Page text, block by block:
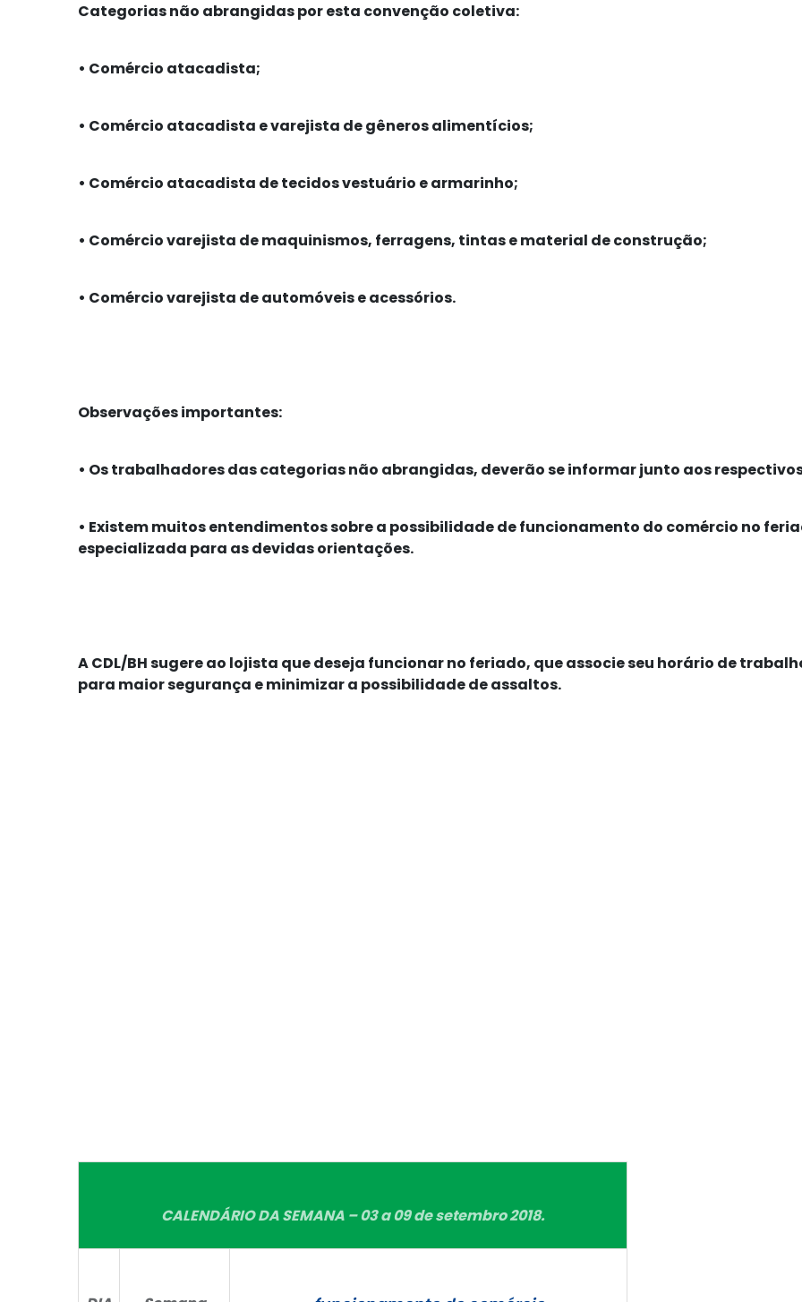
Categorias não abrangidas por esta convenção coletiva:
• Comércio atacadista;
• Comércio atacadista e varejista de gêneros alimentícios;
• Comércio atacadista de tecidos vestuário e armarinho;
• Comércio varejista de maquinismos, ferragens, tintas e material de construção;
• Comércio varejista de automóveis e acessórios.
Observações importantes:
• Os trabalhadores das categorias não abrangidas, deverão se informar junto aos
• Existem muitos entendimentos sobre a possibilidade de funcionamento do comércio no
especializada para as devidas orientações.
A CDL/BH sugere ao lojista que deseja funcionar no feriado, que associe seu horário de
para maior segurança e minimizar a possibilidade de assaltos.
CALENDÁRIO DA SEMANA – 03 a 09 de setembro 2018.